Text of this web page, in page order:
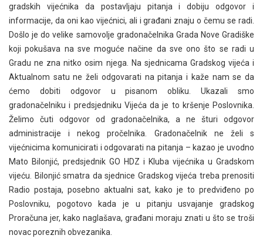
gradskih vijećnika da postavljaju pitanja i dobiju odgovor i
informacije, da oni kao vijećnici, ali i građani znaju o čemu se radi.
Došlo je do velike samovolje gradonačelnika Grada Nove Gradiške
koji pokušava na sve moguće načine da sve ono što se radi u
Gradu ne zna nitko osim njega. Na sjednicama Gradskog vijeća i
Aktualnom satu ne želi odgovarati na pitanja i kaže nam se da
ćemo dobiti odgovor u pisanom obliku. Ukazali smo
gradonačelniku i predsjedniku Vijeća da je to kršenje Poslovnika.
Želimo čuti odgovor od gradonačelnika, a ne šturi odgovor
administracije i nekog pročelnika. Gradonačelnik ne želi s
vijećnicima komunicirati i odgovarati na pitanja – kazao je uvodno
Mato Bilonjić, predsjednik GO HDZ i Kluba vijećnika u Gradskom
vijeću. Bilonjić smatra da sjednice Gradskog vijeća treba prenositi
Radio postaja, posebno aktualni sat, kako je to predviđeno po
Poslovniku, pogotovo kada je u pitanju usvajanje gradskog
Proračuna jer, kako naglašava, građani moraju znati u što se troši
novac poreznih obvezanika.